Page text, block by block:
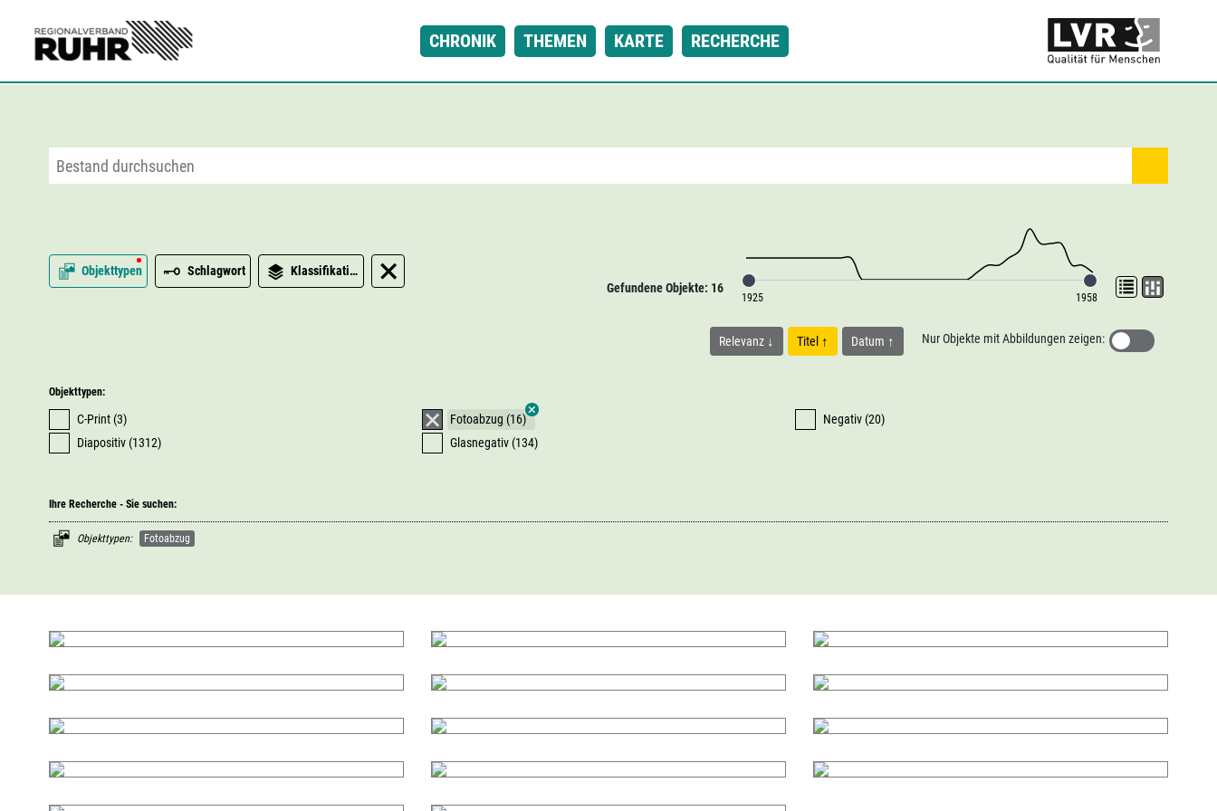
CHRONIK THEMEN KARTE RECHERCHE
Objekttypen Schlagwort
Klassifikation
Gefundene Objekte: 16
1925 1958
Relevanz Titel Datum Nur Objekte mit Abbildungen zeigen:
Objekttypen:
C-Print (3)
Diapositiv (1312)
Fotoabzug (16)
Glasnegativ (134)
Negativ (20)
Ihre Recherche - Sie suchen:
Objekttypen: Fotoabzug